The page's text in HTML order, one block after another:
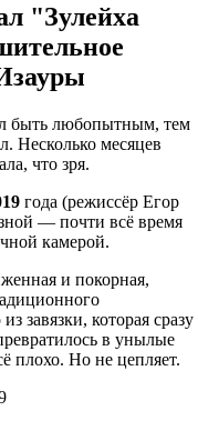
"Зулейха
быть любопытным, тем
Несколько месяцев
что зря.
года (режиссёр Егор
— почти всё время
камерой.
и покорная,
завязки, которая сразу
в унылые
плохо. Но не цепляет.